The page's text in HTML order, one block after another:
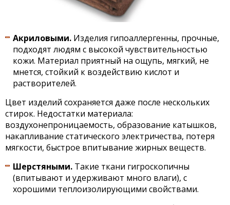
Акриловыми. Изделия гипоаллергенны, прочные,
подходят людям с высокой чувствительностью
кожи. Материал приятный на ощупь, мягкий, не
мнется, стойкий к воздействию кислот и
растворителей.
Цвет изделий сохраняется даже после нескольких
стирок. Недостатки материала:
воздухонепроницаемость, образование катышков,
накапливание статического электричества, потеря
мягкости, быстрое впитывание жирных веществ.
Шерстяными. Такие ткани гигроскопичны
(впитывают и удерживают много влаги), с
хорошими теплоизолирующими свойствами.